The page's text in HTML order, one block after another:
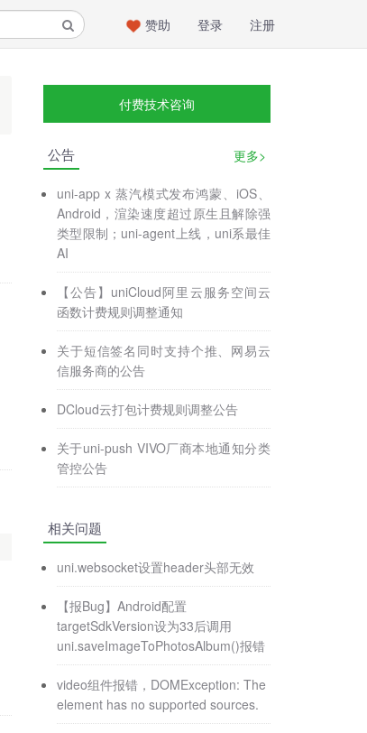
注册
登录
赞助
付费技术咨询
公告 更多>
uni-app x 蒸汽模式发布鸿蒙、iOS、
Android，渲染速度超过原生且解除强
类型限制；uni-agent上线，uni系最佳
AI
【公告】uniCloud阿里云服务空间云
函数计费规则调整通知
关于短信签名同时支持个推、网易云
信服务商的公告
DCloud云打包计费规则调整公告
关于uni-push VIVO厂商本地通知分类
管控公告
相关问题
uni.websocket设置header头部无效
【报Bug】Android配置
targetSdkVersion设为33后调用
uni.saveImageToPhotosAlbum()报错
video组件报错，DOMException: The
element has no supported sources.